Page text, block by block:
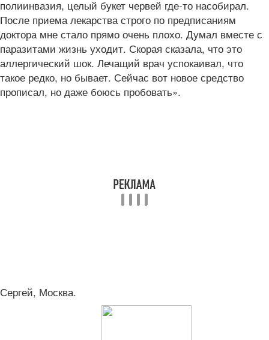
полиинвазия, целый букет червей где-то насобирал.
После приема лекарства строго по предписаниям
доктора мне стало прямо очень плохо. Думал вместе с
паразитами жизнь уходит. Скорая сказала, что это
аллергический шок. Лечащий врач успокаивал, что
такое редко, но бывает. Сейчас вот новое средство
прописал, но даже боюсь пробовать».
Сергей, Москва.